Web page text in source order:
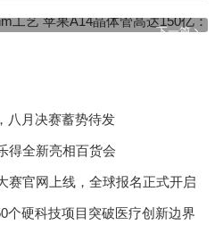
下一篇
八月决赛蓄势待发
得全新亮相百货会
赛官网上线，全球报名正式开启
个硬科技项目突破医疗创新边界